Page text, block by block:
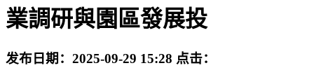
業調研與園區發展投
发布日期： 2025-09-29 15:28 点击：